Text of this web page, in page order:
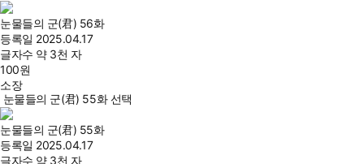
눈물들의 군(君) 56화
등록일 2025.04.17
글자수 약 3천 자
100원
소장
눈물들의 군(君) 55화 선택
눈물들의 군(君) 55화
등록일 2025.04.17
글자수 약 3천 자